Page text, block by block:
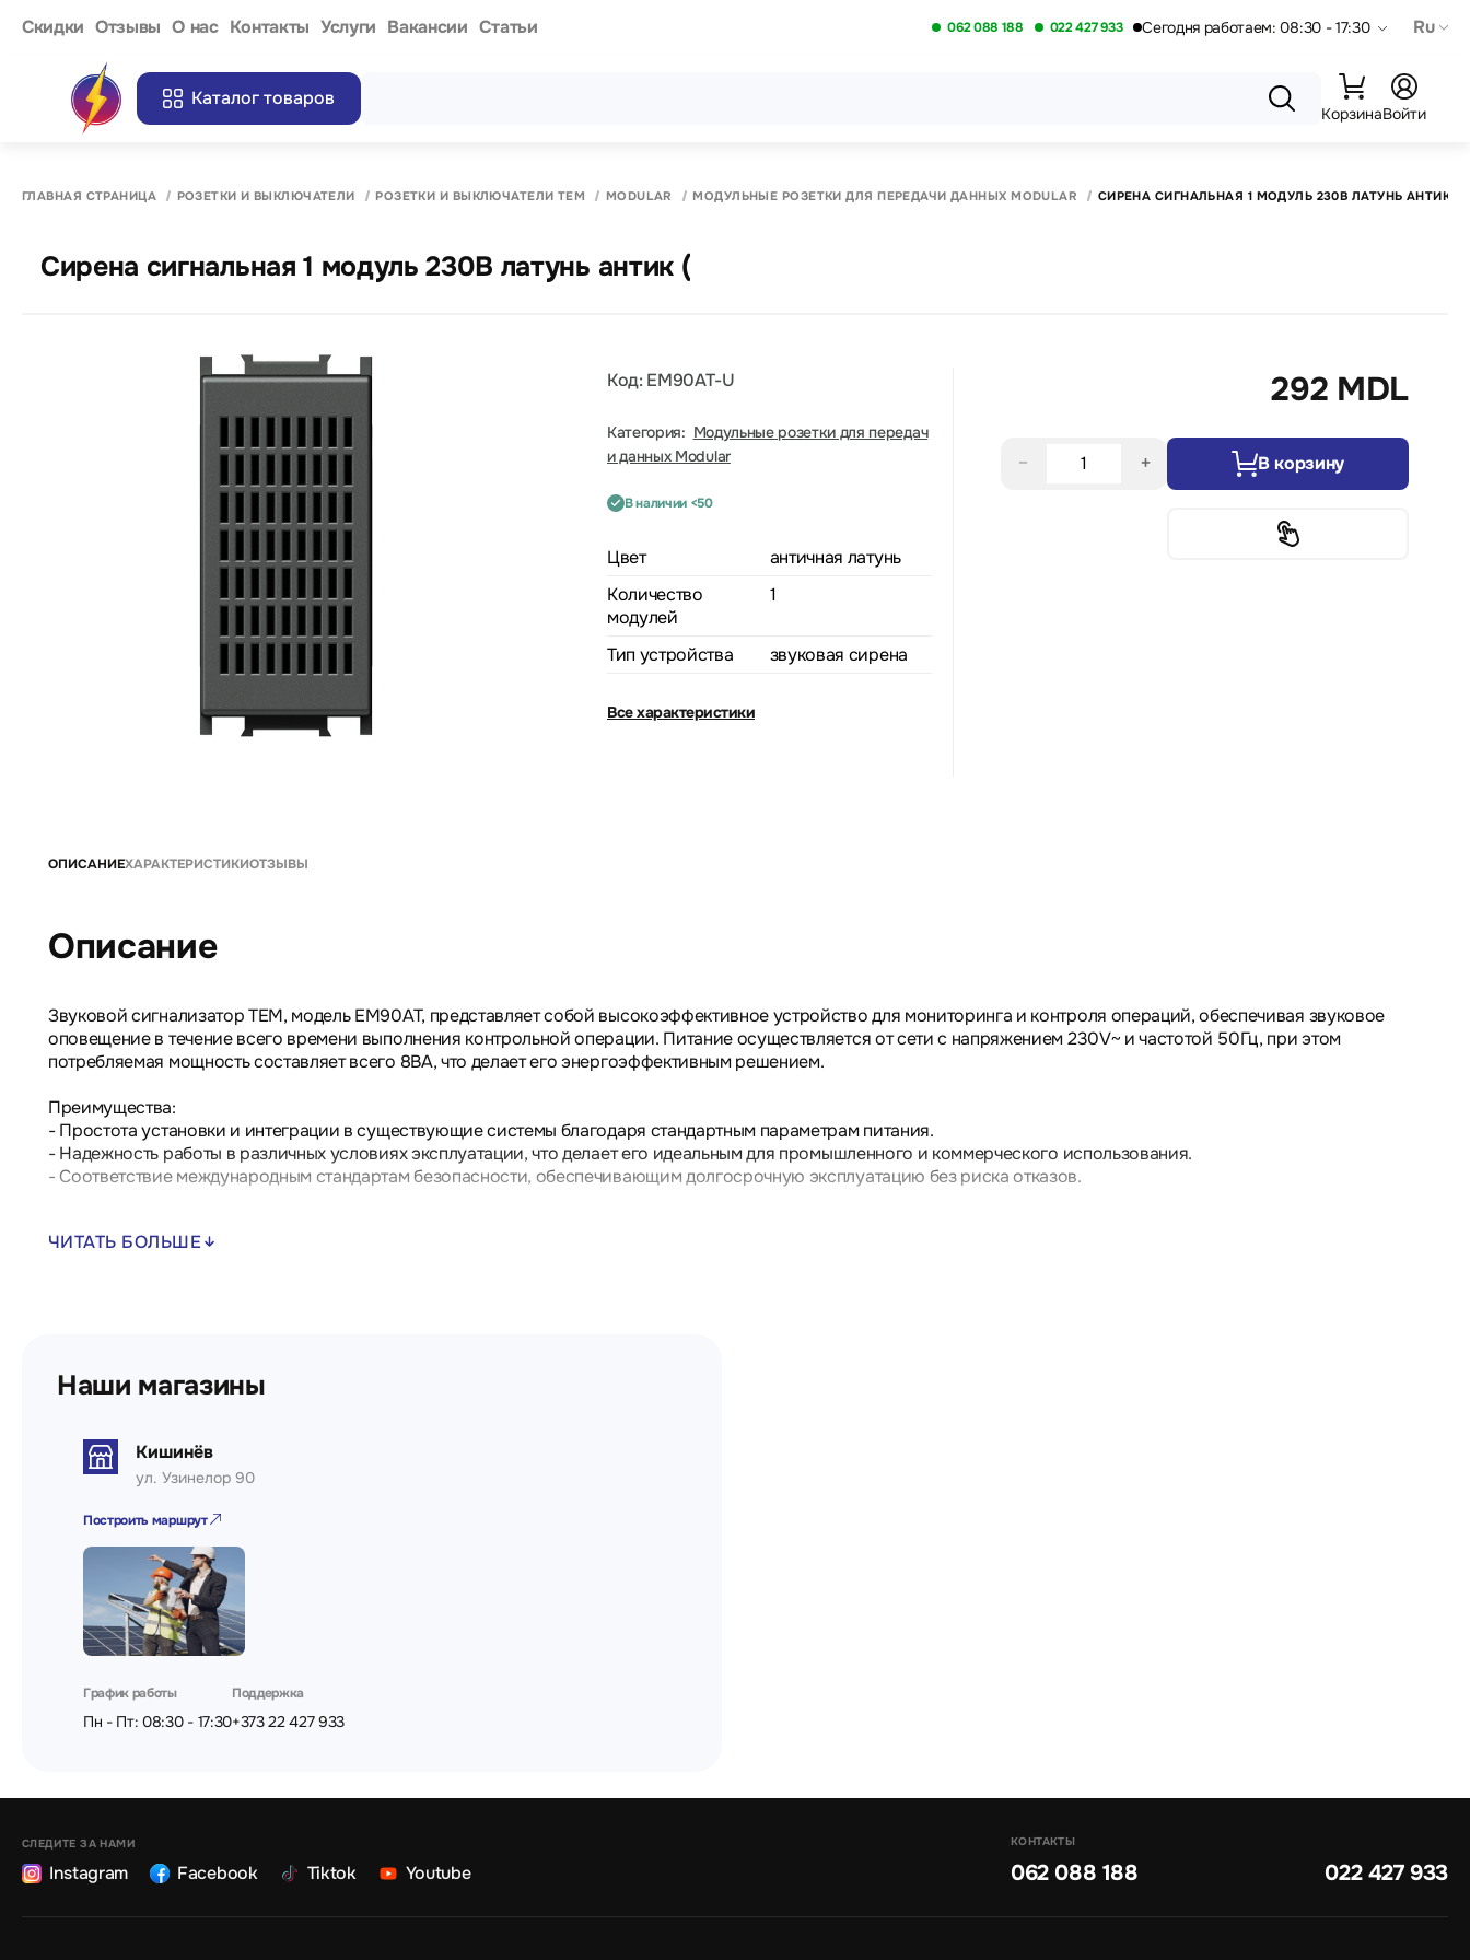
Cкидки Отзывы О нас Контакты Услуги Вакансии Статьи 062 088 188 022 427 933 Сегодня работаем: 08:30 - 17:30 Ru
Каталог товаров
КорзинаВойти
ГЛАВНАЯ СТРАНИЦА РОЗЕТКИ И ВЫКЛЮЧАТЕЛИ РОЗЕТКИ И ВЫКЛЮЧАТЕЛИ ТЕМ MODULAR МОДУЛЬНЫЕ РОЗЕТКИ ДЛЯ ПЕРЕДАЧИ ДАННЫХ MODULAR СИРЕНА СИГНАЛЬНАЯ 1 МОДУЛЬ 230В ЛАТУНЬ АНТИК (
Сирена сигнальная 1 модуль 230В латунь антик (
Код: EM90AT-U
Категория: Модульные розетки для передач
и данных Modular
В наличии <50
Цвет
античная латунь
Количество
модулей
1
Тип устройства звуковая сирена
Все характеристики
292 MDL
− + В корзину
ОПИСАНИЕХАРАКТЕРИСТИКИОТЗЫВЫ
Описание
Звуковой сигнализатор TEM, модель EM90AT, представляет собой высокоэффективное устройство для мониторинга и контроля операций, обеспечивая звуковое
оповещение в течение всего времени выполнения контрольной операции. Питание осуществляется от сети с напряжением 230V~ и частотой 50Гц, при этом
потребляемая мощность составляет всего 8ВА, что делает его энергоэффективным решением.
Преимущества:
- Простота установки и интеграции в существующие системы благодаря стандартным параметрам питания.
- Надежность работы в различных условиях эксплуатации, что делает его идеальным для промышленного и коммерческого использования.
- Соответствие международным стандартам безопасности, обеспечивающим долгосрочную эксплуатацию без риска отказов.
ЧИТАТЬ БОЛЬШЕ
Наши магазины
Кишинёв
ул. Узинелор 90
Построить маршрут
График работы
Пн - Пт: 08:30 - 17:30
Поддержка
+373 22 427 933
СЛЕДИТЕ ЗА НАМИ
Instagram Facebook Tiktok Youtube
КОНТАКТЫ
062 088 188 022 427 933